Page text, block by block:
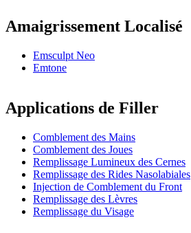
Amaigrissement Localisé
Emsculpt Neo
Emtone
Applications de Filler
Comblement des Mains
Comblement des Joues
Remplissage Lumineux des Cernes
Remplissage des Rides Nasolabiales
Injection de Comblement du Front
Remplissage des Lèvres
Remplissage du Visage